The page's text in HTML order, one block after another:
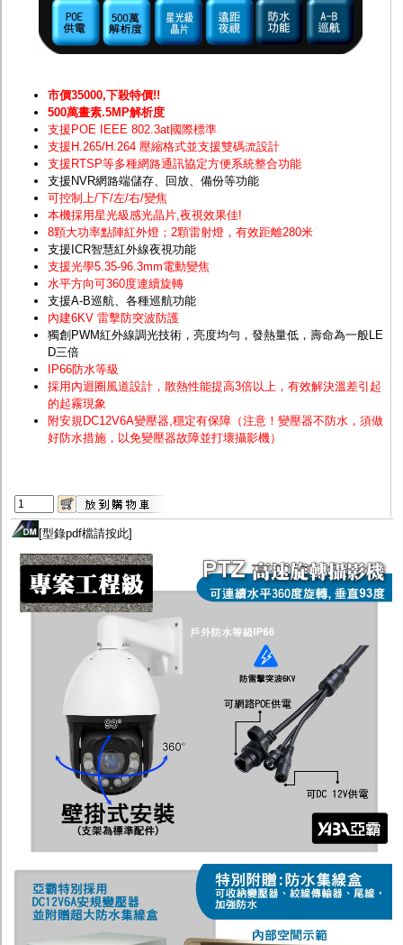
集線盒.防水盒.配線盒
變壓器.避雷器
轉接頭
電腦工業機殼
客訂商品
市價35000,下殺特價!!
500萬畫素.5MP解析度
支援POE IEEE 802.3at國際標準
支援H.265/H.264 壓縮格式並支援雙碼流設計
支援RTSP等多種網路通訊協定方便系統整合功能
支援NVR網路端儲存、回放、備份等功能
可控制上/下/左/右/變焦
本機採用星光級感光晶片,夜視效果佳!
8顆大功率點陣紅外燈；2顆雷射燈，有效距離280米
支援ICR智慧紅外線夜視功能
支援光學5.35-96.3mm電動變焦
水平方向可360度連續旋轉
支援A-B巡航、各種巡航功能
內建6KV 雷擊防突波防護
獨創PWM紅外線調光技術，亮度均勻，發熱量低，壽命為一般LE
D三倍
IP66防水等級
採用內迴圈風道設計，散熱性能提高3倍以上，有效解決溫差引起
的起霧現象
附安規DC12V6A變壓器,穩定有保障（注意！變壓器不防水，須做
好防水措施，以免變壓器故障並打壞攝影機）
[型錄pdf檔請按此]